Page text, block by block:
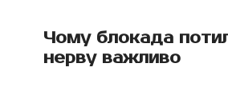
Чому блокада
нерву важливо